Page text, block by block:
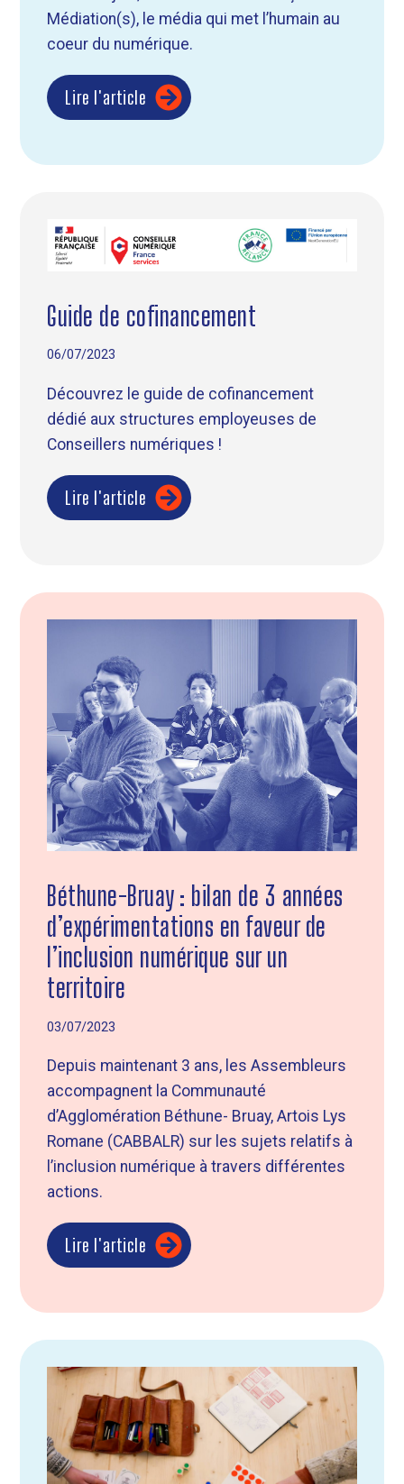
Médiation(s), le média qui met l’humain au
coeur du numérique.
Lire l'article
Guide de cofinancement
06/07/2023
Découvrez le guide de cofinancement
dédié aux structures employeuses de
Conseillers numériques !
Lire l'article
Béthune-Bruay : bilan de 3 années
d’expérimentations en faveur de
l’inclusion numérique sur un
territoire
03/07/2023
Depuis maintenant 3 ans, les Assembleurs
accompagnent la Communauté
d’Agglomération Béthune- Bruay, Artois Lys
Romane (CABBALR) sur les sujets relatifs à
l’inclusion numérique à travers différentes
actions.
Lire l'article